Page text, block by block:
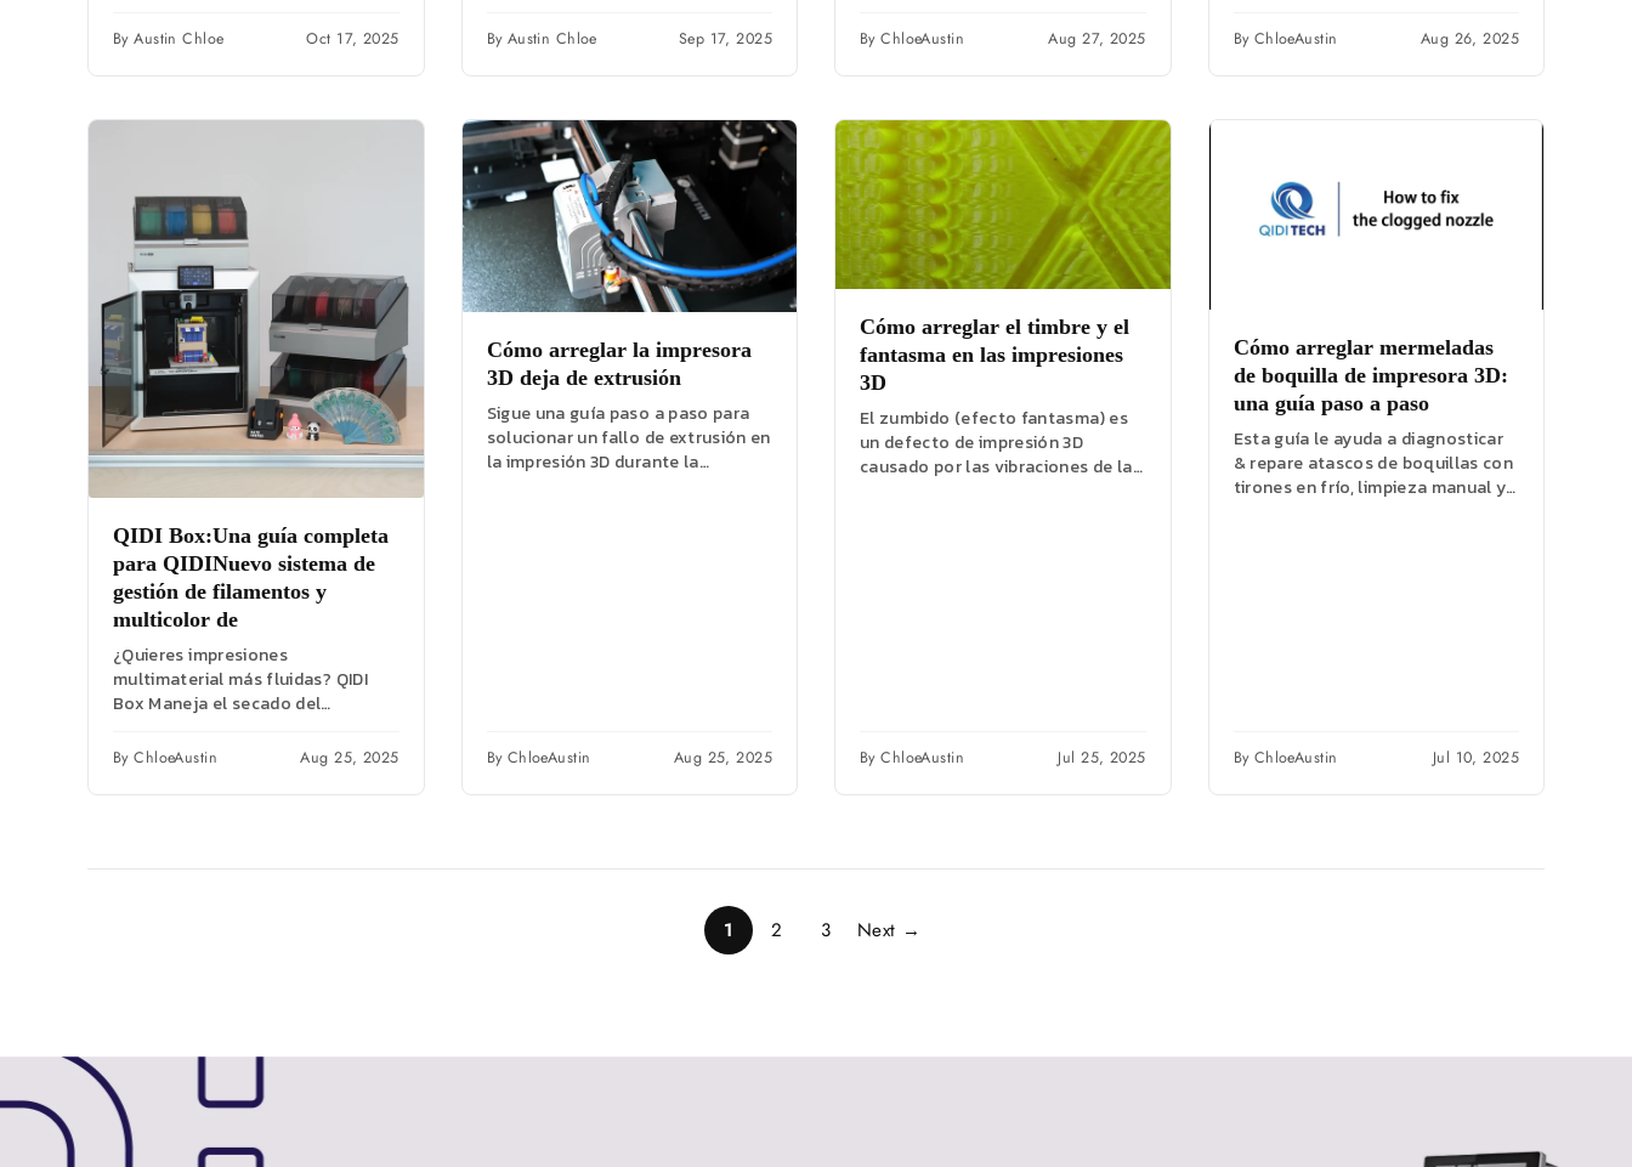
By Austin Chloe Oct 17, 2025 By Austin Chloe Sep 17, 2025 By ChloeAustin Aug 27, 2025 By ChloeAustin Aug 26, 2025
QIDI Box:Una guía completa
para QIDINuevo sistema de
gestión de filamentos y
multicolor de
¿Quieres impresiones
multimaterial más fluidas? QIDI
Box Maneja el secado del
de carrete y la detección de
By ChloeAustin Aug 25, 2025
Cómo arreglar la impresora
3D deja de extrusión
Sigue una guía paso a paso para
solucionar un fallo de extrusión en
la impresión 3D durante la
By ChloeAustin Aug 25, 2025
Cómo arreglar el timbre y el
fantasma en las impresiones
3D
El zumbido (efecto fantasma) es
un defecto de impresión 3D
causado por las vibraciones de la
By ChloeAustin Jul 25, 2025
Cómo arreglar mermeladas
de boquilla de impresora 3D:
una guía paso a paso
Esta guía le ayuda a diagnosticar
& repare atascos de boquillas con
tirones en frío, limpieza manual y
By ChloeAustin Jul 10, 2025
1 2 3 Next →